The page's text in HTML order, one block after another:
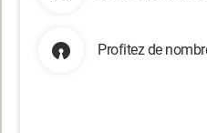
Profitez de